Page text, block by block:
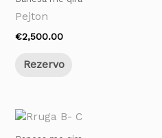
Pejton
€2,500.00
Rezervo